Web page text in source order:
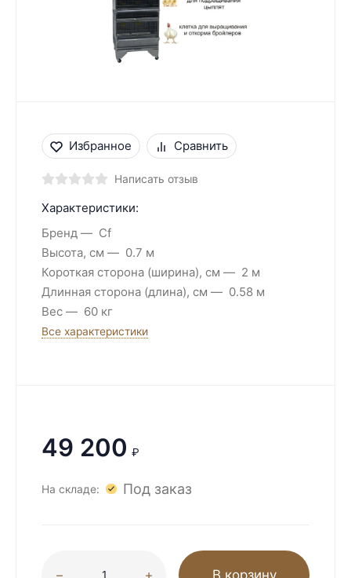
Избранное Сравнить
Написать отзыв
Характеристики:
Бренд
Cf
Высота, см
0.7 м
Короткая сторона (ширина), см
2 м
Длинная сторона (длина), см
0.58 м
Вес
60 кг
Все характеристики
49 200 ₽
На складе: Под заказ
В корзину